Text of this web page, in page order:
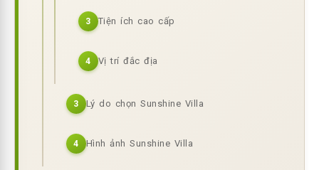
3 Tiện ích cao cấp
4 Vị trí đắc địa
3 Lý do chọn Sunshine Villa
4 Hình ảnh Sunshine Villa